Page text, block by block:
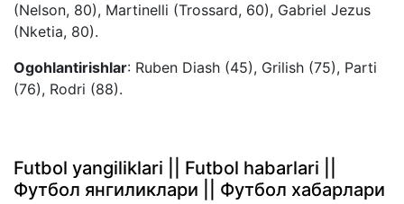
(Nelson, 80), Martinelli (Trossard, 60), Gabriel Jezus
(Nketia, 80).
Ogohlantirishlar: Ruben Diash (45), Grilish (75), Parti
(76), Rodri (88).
Futbol yangiliklari || Futbol habarlari ||
Футбол янгиликлари || Футбол хабарлари